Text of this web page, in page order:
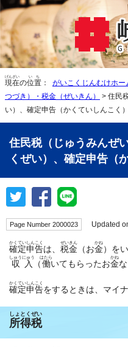
現在
げんざい
の位置
いち
： がいこくじんむけホー
つづき）・税金（ぜいきん）
> 住民
い）、確定申告（かくていしんこく）
住民税（じゅうみんぜ
くぜい）、確定申告（
Page Number 2000023
確定申告
かくていしんこく
は、 税金
ぜいきん
（お金
かね
）を
収入
しゅうにゅう
（ 働
はたら
いてもらったお金
かね
確定申告
かくていしんこく
をするときは、マイ
所得税
しょとくぜい